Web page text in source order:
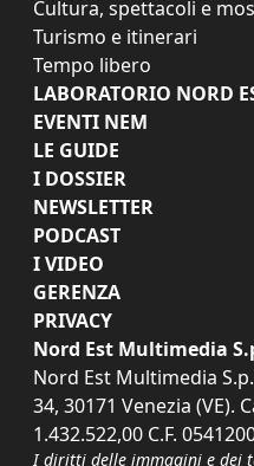
Cultura, spettacoli e
Turismo e itinerari
Tempo libero
LABORATORIO NORD
EVENTI NEM
LE GUIDE
I DOSSIER
NEWSLETTER
PODCAST
I VIDEO
GERENZA
PRIVACY
Nord Est Multimedia
Nord Est Multimedia
34, 30171 Venezia (VE).
1.432.522,00 C.F.
I diritti delle immagini e dei